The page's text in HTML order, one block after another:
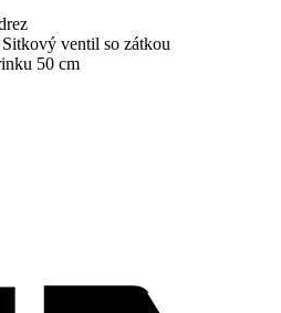
ventil so zátkou
50 cm